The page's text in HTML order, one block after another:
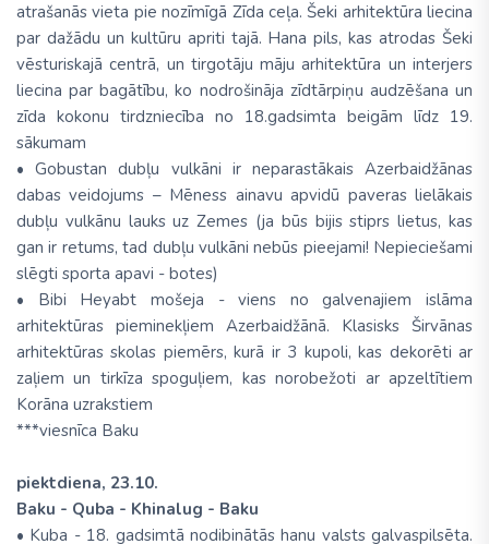
atrašanās vieta pie nozīmīgā Zīda ceļa. Šeki arhitektūra liecina
par dažādu un kultūru apriti tajā. Hana pils, kas atrodas Šeki
vēsturiskajā centrā, un tirgotāju māju arhitektūra un interjers
liecina par bagātību, ko nodrošināja zīdtārpiņu audzēšana un
zīda kokonu tirdzniecība no 18.gadsimta beigām līdz 19.
sākumam
• Gobustan dubļu vulkāni ir neparastākais Azerbaidžānas
dabas veidojums – Mēness ainavu apvidū paveras lielākais
dubļu vulkānu lauks uz Zemes (ja būs bijis stiprs lietus, kas
gan ir retums, tad dubļu vulkāni nebūs pieejami! Nepieciešami
slēgti sporta apavi - botes)
• Bibi Heyabt mošeja - viens no galvenajiem islāma
arhitektūras pieminekļiem Azerbaidžānā. Klasisks Širvānas
arhitektūras skolas piemērs, kurā ir 3 kupoli, kas dekorēti ar
zaļiem un tirkīza spoguļiem, kas norobežoti ar apzeltītiem
Korāna uzrakstiem
***viesnīca Baku
piektdiena, 23.10.
Baku - Quba - Khinalug - Baku
• Kuba - 18. gadsimtā nodibinātās hanu valsts galvaspilsēta.